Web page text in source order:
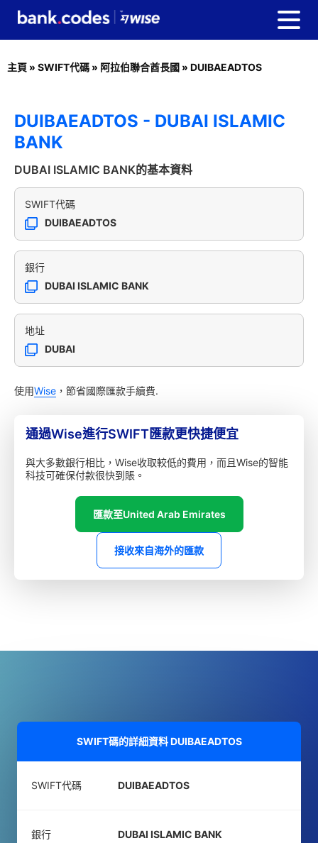
主頁 » SWIFT代碼 » 阿拉伯聯合酋長國 » DUIBAEADTOS
DUIBAEADTOS - DUBAI ISLAMIC
BANK
DUBAI ISLAMIC BANK的基本資料
SWIFT代碼
DUIBAEADTOS
銀行
DUBAI ISLAMIC BANK
地址
DUBAI
使用Wise ，節省國際匯款手續費.
通過Wise進行SWIFT匯款更快捷便宜
與大多數銀行相比，Wise收取較低的費用，而且Wise的智能
科技可確保付款很快到賬。
匯款至United Arab Emirates
接收來自海外的匯款
SWIFT碼的詳細資料DUIBAEADTOS
SWIFT代碼 DUIBAEADTOS
銀行 DUBAI ISLAMIC BANK